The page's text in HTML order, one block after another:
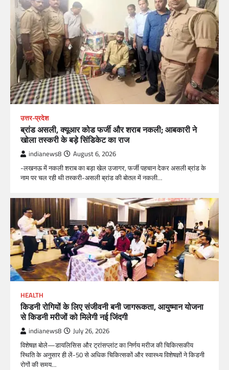
उत्तर-प्रदेश
ब्रांड असली, क्यूआर कोड फर्जी और शराब नकली; आबकारी ने
खोला तस्करी के बड़े सिंडिकेट का राज
indianews8 August 6, 2026
-लखनऊ में नकली शराब का बड़ा खेल उजागर, फर्जी पहचान देकर असली ब्रांड के
नाम पर चल रही थी तस्करी-असली ब्रांड की बोतल में नकली…
HEALTH
किडनी रोगियों के लिए संजीवनी बनी जागरूकता, आयुष्मान योजना
से किडनी मरीजों को मिलेगी नई जिंदगी
indianews8 July 26, 2026
विशेषज्ञ बोले—डायलिसिस और ट्रांसप्लांट का निर्णय मरीज की चिकित्सकीय
स्थिति के अनुसार ही लें-50 से अधिक चिकित्सकों और स्वास्थ्य विशेषज्ञों ने किडनी
रोगों की समय…